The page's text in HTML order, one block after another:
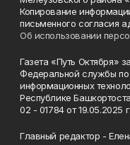
Копирование
письменного согласия
Об использовании
Газета «Путь Октября»
Федеральной службы
информационных
Республике
02 - 01784 от 19.05.2025 г.
Главный редактор -